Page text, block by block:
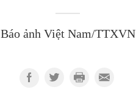
Báo ảnh Việt Nam/TTXVN